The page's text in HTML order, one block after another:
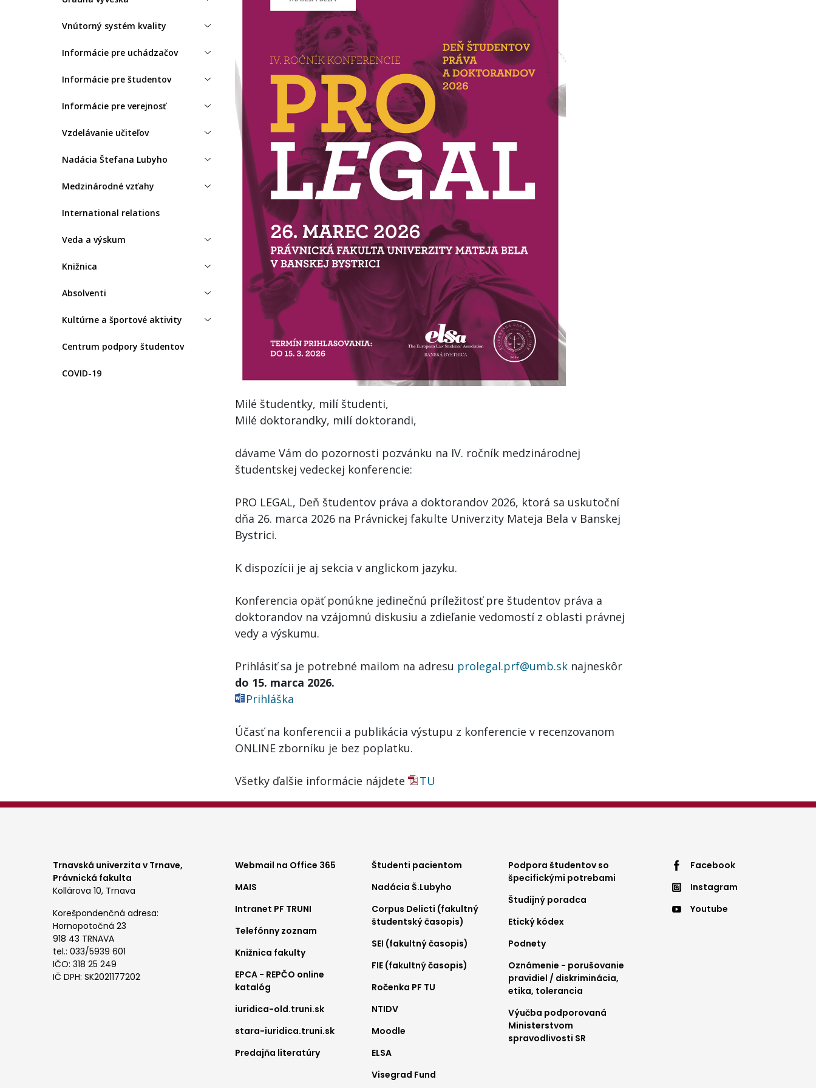
Vnútorný systém kvality
Informácie pre uchádzačov
Informácie pre študentov
Informácie pre verejnosť
Vzdelávanie učiteľov
Nadácia Štefana Lubyho
Medzinárodné vzťahy
International relations
Veda a výskum
Knižnica
Absolventi
Kultúrne a športové aktivity
Centrum podpory študentov
COVID-19
Milé študentky, milí študenti,
Milé doktorandky, milí doktorandi,
dávame Vám do pozornosti pozvánku na IV. ročník medzinárodnej
študentskej vedeckej konferencie:
PRO LEGAL, Deň študentov práva a doktorandov 2026, ktorá sa uskutoční
dňa 26. marca 2026 na Právnickej fakulte Univerzity Mateja Bela v Banskej
Bystrici.
K dispozícii je aj sekcia v anglickom jazyku.
Konferencia opäť ponúkne jedinečnú príležitosť pre študentov práva a
doktorandov na vzájomnú diskusiu a zdieľanie vedomostí z oblasti právnej
vedy a výskumu.
Prihlásiť sa je potrebné mailom na adresu prolegal.prf@umb.sk najneskôr
do 15. marca 2026.
Prihláška
Účasť na konferencii a publikácia výstupu z konferencie v recenzovanom
ONLINE zborníku je bez poplatku.
Všetky ďalšie informácie nájdete TU
Trnavská univerzita v Trnave,
Právnická fakulta
Kollárova 10, Trnava
Korešpondenčná adresa:
Hornopotočná 23
918 43 TRNAVA
tel.: 033/5939 601
IČO: 318 25 249
IČ DPH: SK2021177202
Footer
menu
1
Webmail na Office 365
MAIS
Intranet PF TRUNI
Telefónny zoznam
Knižnica fakulty
EPCA - REPČO online
katalóg
iuridica-old.truni.sk
stara-iuridica.truni.sk
Predajňa literatúry
Footer
menu
2
Študenti pacientom
Nadácia Š.Lubyho
Corpus Delicti (fakultný
študentský časopis)
SEI (fakultný časopis)
FIE (fakultný časopis)
Ročenka PF TU
NTIDV
Moodle
ELSA
Visegrad Fund
Footer
menu
3
Podpora študentov so
špecifickými potrebami
Študijný poradca
Etický kódex
Podnety
Oznámenie - porušovanie
pravidiel / diskriminácia,
etika, tolerancia
Výučba podporovaná
Ministerstvom
spravodlivosti SR
Footer
menu
Facebook
Instagram
Youtube